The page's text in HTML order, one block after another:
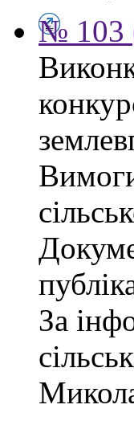
№ 103
За